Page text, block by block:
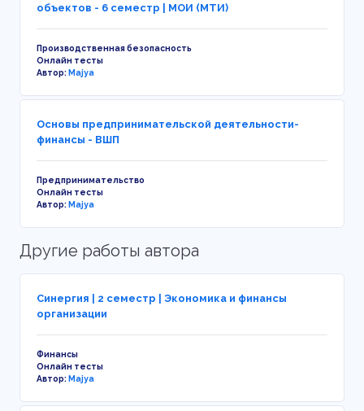
объектов - 6 семестр | МОИ (МТИ)
Производственная безопасность
Онлайн тесты
Автор:Majya
Основы предпринимательской деятельности-
финансы - ВШП
Предпринимательство
Онлайн тесты
Автор:Majya
Другие работы автора
Синергия | 2 семестр | Экономика и финансы
организации
Финансы
Онлайн тесты
Автор:Majya